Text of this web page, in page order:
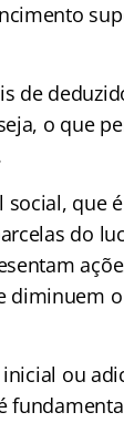
de
o que
que
do
diminuem o
ou